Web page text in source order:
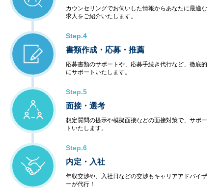
カウンセリングでお伺いした情報からあなたに最適な
求人をご紹介いたします。
Step.4
書類作成・応募・推薦
応募書類のサポートや、応募手続き代行など、徹底的
にサポートいたします。
Step.5
面接・選考
想定質問の提示や模擬面接などの面接対策で、サポー
トいたします。
Step.6
内定・入社
年収交渉や、入社日などの交渉もキャリアアドバイザ
ーが代行！